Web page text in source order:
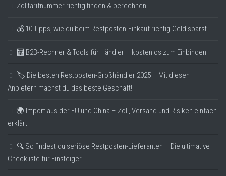
Zolltarifnummer richtig finden & berechnen
💰 10 Tipps, wie du beim Restposten-Einkauf richtig Geld sparst
🧮 B2B-Rechner & Tools für Händler – kostenlos zum Einbinden
🏷️ Die besten Restposten-Großhändler 2025 – Mit diesen
Anbietern machst du das beste Geschäft!
🌍 Import aus der EU und China – Zoll, Versand und Risiken einfach
erklärt
🔍 So findest du seriöse Restposten-Lieferanten – Die ultimative
Checkliste für Einsteiger